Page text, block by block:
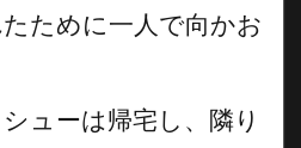
ために一人で向かお
ューは帰宅し、隣り